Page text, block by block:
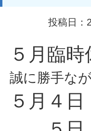
投稿日：
５月臨
誠に勝手な
５月４日